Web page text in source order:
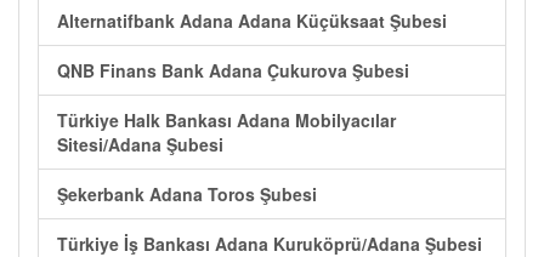
Alternatifbank Adana Adana Küçüksaat Şubesi
QNB Finans Bank Adana Çukurova Şubesi
Türkiye Halk Bankası Adana Mobilyacılar
Sitesi/Adana Şubesi
Şekerbank Adana Toros Şubesi
Türkiye İş Bankası Adana Kuruköprü/Adana Şubesi